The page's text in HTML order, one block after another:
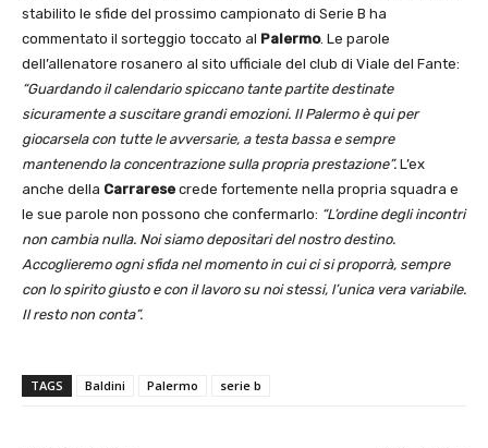
stabilito le sfide del prossimo campionato di Serie B ha
commentato il sorteggio toccato al Palermo. Le parole
dell’allenatore rosanero al sito ufficiale del club di Viale del Fante:
“Guardando il calendario spiccano tante partite destinate
sicuramente a suscitare grandi emozioni. Il Palermo è qui per
giocarsela con tutte le avversarie, a testa bassa e sempre
mantenendo la concentrazione sulla propria prestazione”. L’ex
anche della Carrarese crede fortemente nella propria squadra e
le sue parole non possono che confermarlo: “L’ordine degli incontri
non cambia nulla. Noi siamo depositari del nostro destino.
Accoglieremo ogni sfida nel momento in cui ci si proporrà, sempre
con lo spirito giusto e con il lavoro su noi stessi, l’unica vera variabile.
Il resto non conta”.
TAGS Baldini Palermo serie b